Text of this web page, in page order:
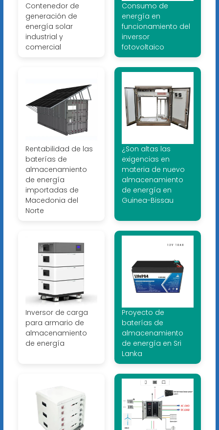
Contenedor de
generación de
energía solar
industrial y
comercial
Consumo de
energía en
funcionamiento del
inversor
fotovoltaico
Rentabilidad de las
baterías de
almacenamiento
de energía
importadas de
Macedonia del
Norte
¿Son altas las
exigencias en
materia de nuevo
almacenamiento
de energía en
Guinea-Bissau
Inversor de carga
para armario de
almacenamiento
de energía
Proyecto de
baterías de
almacenamiento
de energía en Sri
Lanka